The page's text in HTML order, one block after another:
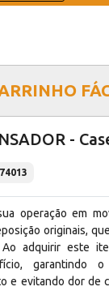
-
operação em
originais,
Ao adquirir este
garantindo
e evitando dor de